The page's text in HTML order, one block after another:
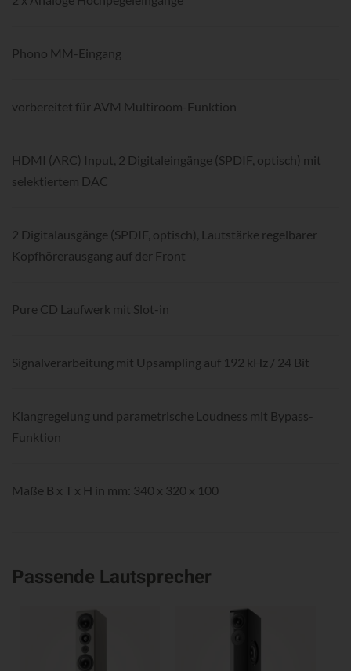
Phono MM-Eingang
vorbereitet für AVM Multiroom-Funktion
HDMI (ARC) Input, 2 Digitaleingänge (SPDIF, optisch) mit
selektiertem DAC
2 Digitalausgänge (SPDIF, optisch), Lautstärke regelbarer
Kopfhörerausgang auf der Front
Pure CD Laufwerk mit Slot-in
Signalverarbeitung mit Upsampling auf 192 kHz / 24 Bit
Klangregelung und parametrische Loudness mit Bypass-
Funktion
Maße B x T x H in mm: 340 x 320 x 100
Passende Lautsprecher